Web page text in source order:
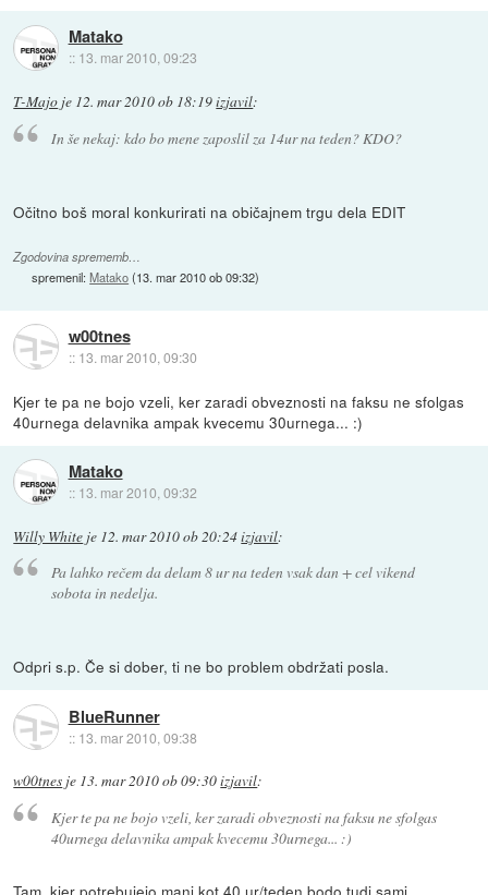
Matako
:: 13. mar 2010, 09:23
T-Majo je 12. mar 2010 ob 18:19izjavil:
In še nekaj: kdo bo mene zaposlil za 14ur na teden? KDO?
Očitno boš moral konkurirati na običajnem trgu dela EDIT
Zgodovina sprememb…
spremenil:Matako(13. mar 2010 ob 09:32)
w00tnes
:: 13. mar 2010, 09:30
Kjer te pa ne bojo vzeli, ker zaradi obveznosti na faksu ne sfolgas
40urnega delavnika ampak kvecemu 30urnega... :)
Matako
:: 13. mar 2010, 09:32
Willy White je 12. mar 2010 ob 20:24izjavil:
Pa lahko rečem da delam 8 ur na teden vsak dan + cel vikend
sobota in nedelja.
Odpri s.p. Če si dober, ti ne bo problem obdržati posla.
BlueRunner
:: 13. mar 2010, 09:38
w00tnes je 13. mar 2010 ob 09:30izjavil:
Kjer te pa ne bojo vzeli, ker zaradi obveznosti na faksu ne sfolgas
40urnega delavnika ampak kvecemu 30urnega... :)
Tam, kjer potrebujejo manj kot 40 ur/teden bodo tudi sami